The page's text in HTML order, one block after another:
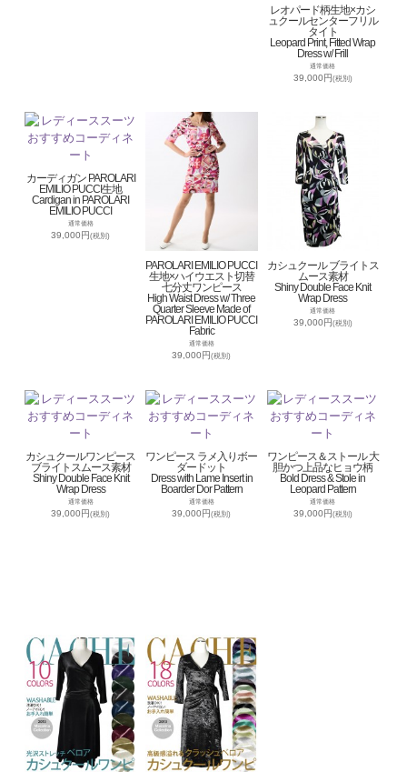
レオパード柄生地×カシ
ュクールセンターフリル
タイト
Leopard Print, Fitted Wrap
Dress w/ Frill
通常価格
39,000円(税別)
カーディガン PAROLARI
EMILIO PUCCI生地
Cardigan in PAROLARI
EMILIO PUCCI
通常価格
39,000円(税別)
PAROLARI EMILIO PUCCI
生地×ハイウエスト切替
七分丈ワンピース
High Waist Dress w/ Three
Quarter Sleeve Made of
PAROLARI EMILIO PUCCI
Fabric
通常価格
39,000円(税別)
カシュクール ブライトス
ムース素材
Shiny Double Face Knit
Wrap Dress
通常価格
39,000円(税別)
カシュクールワンピース
ブライトスムース素材
Shiny Double Face Knit
Wrap Dress
通常価格
39,000円(税別)
ワンピース ラメ入りボー
ダードット
Dress with Lame Insert in
Boarder Dor Pattern
通常価格
39,000円(税別)
ワンピース＆ストール 大
胆かつ上品なヒョウ柄
Bold Dress & Stole in
Leopard Pattern
通常価格
39,000円(税別)